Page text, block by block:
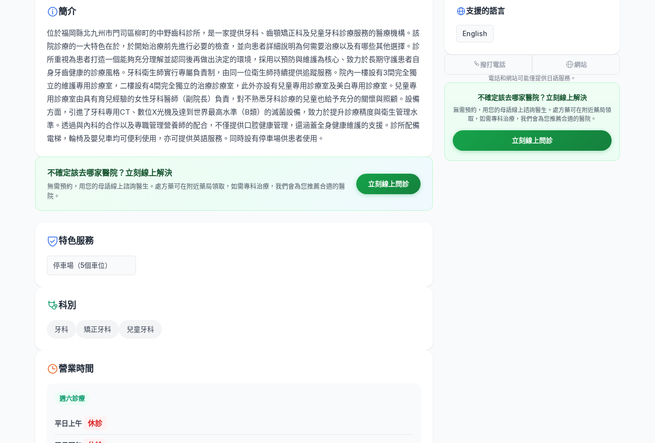
簡介
位於福岡縣北九州市門司區柳町的中野齒科診所，是一家提供牙科、齒顎矯正科及兒童牙科診療服務的醫療機構。該
院診療的一大特色在於，於開始治療前先進行必要的檢查，並向患者詳細說明為何需要治療以及有哪些其他選擇。診
所重視為患者打造一個能夠充分理解並認同後再做出決定的環境，採用以預防與維護為核心、致力於長期守護患者自
身牙齒健康的診療風格。牙科衛生師實行專屬負責制，由同一位衛生師持續提供追蹤服務。院內一樓設有3間完全獨
立的維護專用診療室，二樓設有4間完全獨立的治療診療室，此外亦設有兒童專用診療室及美白專用診療室。兒童專
用診療室由具有育兒經驗的女性牙科醫師（副院長）負責，對不熟悉牙科診療的兒童也給予充分的關懷與照顧。設備
方面，引進了牙科專用CT、數位X光機及達到世界最高水準（B類）的滅菌設備，致力於提升診療精度與衛生管理水
準。透過與內科的合作以及專職管理營養師的配合，不僅提供口腔健康管理，還涵蓋全身健康維護的支援。診所配備
電梯，輪椅及嬰兒車均可便利使用，亦可提供英語服務。同時設有停車場供患者使用。
不確定該去哪家醫院？立刻線上解決
無需預約，用您的母語線上諮詢醫生。處方藥可在附近藥局領取，如需專科治療，我們會為您推薦合適的醫
院。
立刻線上問診
特色服務
停車場（5個車位）
科別
牙科 矯正牙科 兒童牙科
營業時間
週六診療
平日上午 休診
支援的語言
English
撥打電話 網站
電話和網站可能僅提供日語服務。
不確定該去哪家醫院？立刻線上解決
無需預約，用您的母語線上諮詢醫生。處方藥可在附近藥局領
取，如需專科治療，我們會為您推薦合適的醫院。
立刻線上問診